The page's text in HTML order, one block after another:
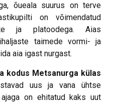
õueala suurus on terve
on võimendatud
ja platoodega. Aias
taimede vormi- ja
aia igast nurgast.
kodus Metsanurga külas
uus ja vana ühtse
on ehitatud kaks uut